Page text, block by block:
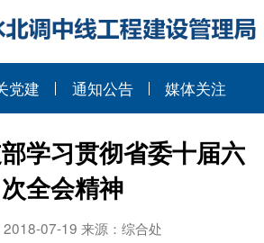
党建 通知公告 媒体关注
学习贯彻省委十届六
次全会精神
2018-07-19 来源：综合处